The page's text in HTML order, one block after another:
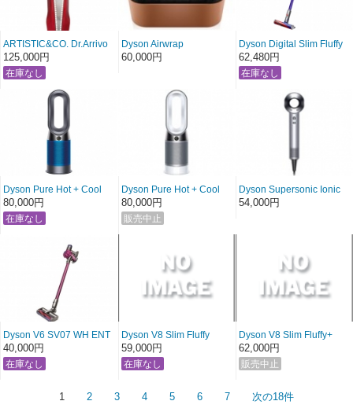
ARTISTIC&CO. Dr.Arrivo
The Zeus
125,000円
Dyson Airwrap
Volume+Shape
HS01VNSFN
60,000円
Dyson Digital Slim Fluffy
SV18 FF
62,480円
Dyson Pure Hot + Cool
HP04IBN [アイアン/ブル
ー]
80,000円
Dyson Pure Hot + Cool
HP04WSN [ホワイト/シル
バー]
80,000円
Dyson Supersonic Ionic
HD01 ULF V2 WSN [ホワ
54,000円
Dyson V6 SV07 WH ENT
FU
40,000円
Dyson V8 Slim Fluffy
SV10KSLM
59,000円
Dyson V8 Slim Fluffy+
SV10KSLMCOM
62,000円
1 2 3 4 5 6 7 次の18件